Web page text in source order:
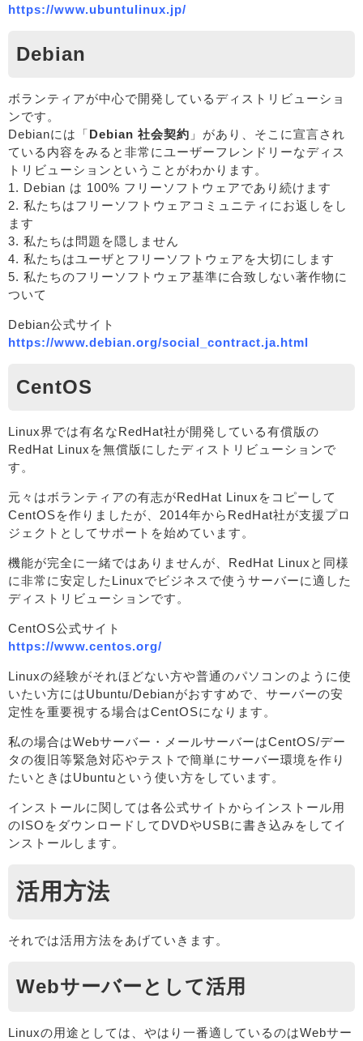
https://www.ubuntulinux.jp/
Debian
ボランティアが中心で開発しているディストリビューショ
ンです。
Debianには「Debian 社会契約 」があり、そこに宣言され
ている内容をみると非常にユーザーフレンドリーなディス
トリビューションということがわかります。
1. Debian は 100% フリーソフトウェアであり続けます
2. 私たちはフリーソフトウェアコミュニティにお返しをし
ます
3. 私たちは問題を隠しません
4. 私たちはユーザとフリーソフトウェアを大切にします
5. 私たちのフリーソフトウェア基準に合致しない著作物に
ついて
Debian公式サイト
https://www.debian.org/social_contract.ja.html
CentOS
Linux界では有名なRedHat社が開発している有償版の
RedHat Linuxを無償版にしたディストリビューションで
す。
元々はボランティアの有志がRedHat Linuxをコピーして
CentOSを作りましたが、2014年からRedHat社が支援プロ
ジェクトとしてサポートを始めています。
機能が完全に一緒ではありませんが、RedHat Linuxと同様
に非常に安定したLinuxでビジネスで使うサーバーに適した
ディストリビューションです。
CentOS公式サイト
https://www.centos.org/
Linuxの経験がそれほどない方や普通のパソコンのように使
いたい方にはUbuntu/Debianがおすすめで、サーバーの安
定性を重要視する場合はCentOSになります。
私の場合はWebサーバー・メールサーバーはCentOS/デー
タの復旧等緊急対応やテストで簡単にサーバー環境を作り
たいときはUbuntuという使い方をしています。
インストールに関しては各公式サイトからインストール用
のISOをダウンロードしてDVDやUSBに書き込みをしてイ
ンストールします。
活用方法
それでは活用方法をあげていきます。
Webサーバーとして活用
Linuxの用途としては、やはり一番適しているのはWebサー